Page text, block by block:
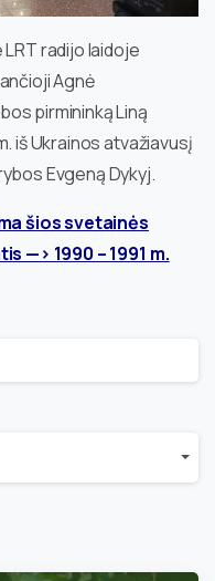
radijo laidoje
Agnė
pirmininką Liną
iš Ukrainos atvažiavusį
Evgeną Dykyj.
šios svetainės
—> 1990 – 1991 m.